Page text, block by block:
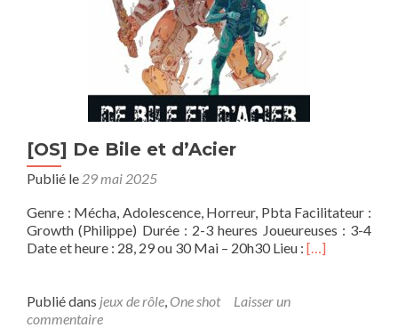
[OS] De Bile et d’Acier
Publié le 29 mai 2025
Genre : Mécha, Adolescence, Horreur, Pbta Facilitateur :
Growth (Philippe) Durée : 2-3 heures Joueureuses : 3-4
Date et heure : 28, 29 ou 30 Mai – 20h30 Lieu : En
[…]
Publié dans jeux de rôle, One shot
Laisser un
commentaire